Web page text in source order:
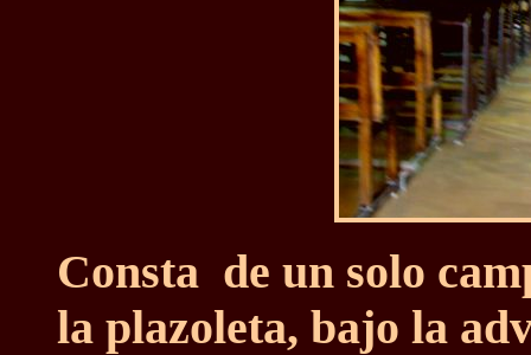
Consta de un solo
la plazoleta, bajo la